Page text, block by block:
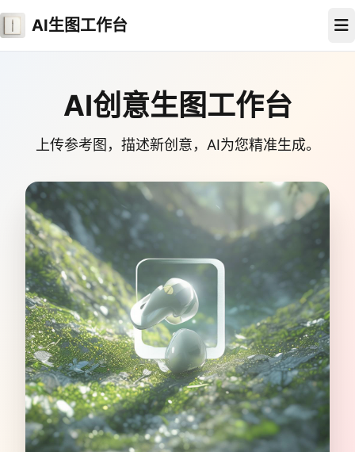
AI生图工作台
AI创意生图工作台
上传参考图，描述新创意，AI为您精准生成。